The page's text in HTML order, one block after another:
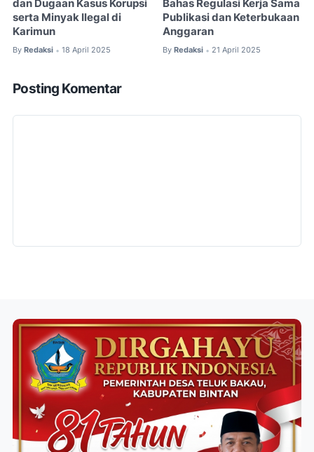
dan Dugaan Kasus Korupsi
serta Minyak Ilegal di
Karimun
By Redaksi • 18 April 2025
Bahas Regulasi Kerja Sama
Publikasi dan Keterbukaan
Anggaran
By Redaksi • 21 April 2025
Posting Komentar